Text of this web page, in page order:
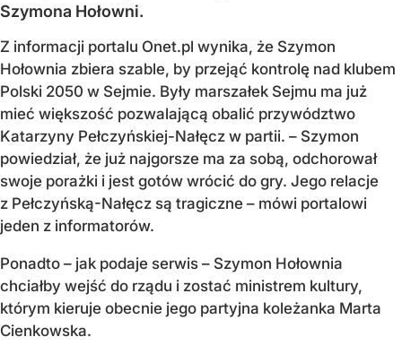
Szymona Hołowni.
Z informacji portalu Onet.pl wynika, że Szymon
Hołownia zbiera szable, by przejąć kontrolę nad klubem
Polski 2050 w Sejmie. Były marszałek Sejmu ma już
mieć większość pozwalającą obalić przywództwo
Katarzyny Pełczyńskiej-Nałęcz w partii. – Szymon
powiedział, że już najgorsze ma za sobą, odchorował
swoje porażki i jest gotów wrócić do gry. Jego relacje
z Pełczyńską-Nałęcz są tragiczne – mówi portalowi
jeden z informatorów.
Ponadto – jak podaje serwis – Szymon Hołownia
chciałby wejść do rządu i zostać ministrem kultury,
którym kieruje obecnie jego partyjna koleżanka Marta
Cienkowska.